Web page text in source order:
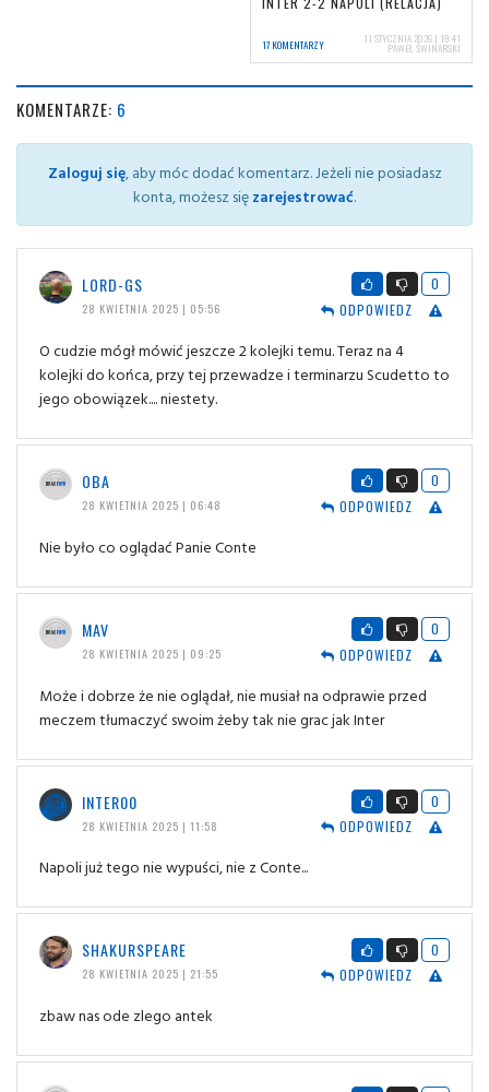
17 KOMENTARZY 11 STYCZNIA 2026 | 19:41
PAWEŁ ŚWINARSKI
KOMENTARZE: 6
Zaloguj się, aby móc dodać komentarz. Jeżeli nie posiadasz
konta, możesz sięzarejestrować.
LORD-GS
28 KWIETNIA 2025 | 05:56
0
ODPOWIEDZ
O cudzie mógł mówić jeszcze 2 kolejki temu. Teraz na 4
kolejki do końca, przy tej przewadze i terminarzu Scudetto to
jego obowiązek.... niestety.
OBA
28 KWIETNIA 2025 | 06:48
0
ODPOWIEDZ
Nie było co oglądać Panie Conte
MAV
28 KWIETNIA 2025 | 09:25
0
ODPOWIEDZ
Może i dobrze że nie oglądał, nie musiał na odprawie przed
meczem tłumaczyć swoim żeby tak nie grac jak Inter
INTER00
28 KWIETNIA 2025 | 11:58
0
ODPOWIEDZ
Napoli już tego nie wypuści, nie z Conte...
SHAKURSPEARE
28 KWIETNIA 2025 | 21:55
0
ODPOWIEDZ
zbaw nas ode zlego antek